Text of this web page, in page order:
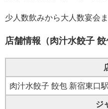
少人数飲みから大人数宴会
店舗情報（肉汁水餃子 餃
肉汁水餃子 餃包 新宿東口
ジ